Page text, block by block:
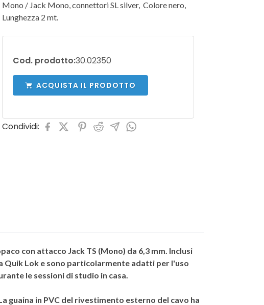
Mono / Jack Mono, connettori SL silver, Colore nero,
Lunghezza 2 mt.
Cod. prodotto:30.02350
ACQUISTA IL PRODOTTO
Condividi:
con attacco Jack TS (Mono) da 6,3 mm. Inclusi
Quik Lok e sono particolarmente adatti per l'uso
le sessioni di studio in casa.
guaina in PVC del rivestimento esterno del cavo ha